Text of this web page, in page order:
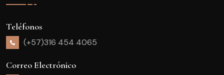
Teléfonos
(+57)316 454 4065
Correo Electrónico